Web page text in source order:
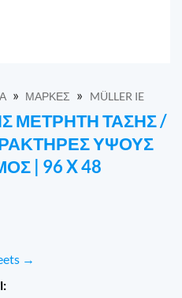
» ΜΆΡΚΕΣ » MÜLLER IE
ΜΕΤΡΗΤΉ ΤΆΣΗΣ /
ΎΨΟΥΣ
| 96 X 48
→